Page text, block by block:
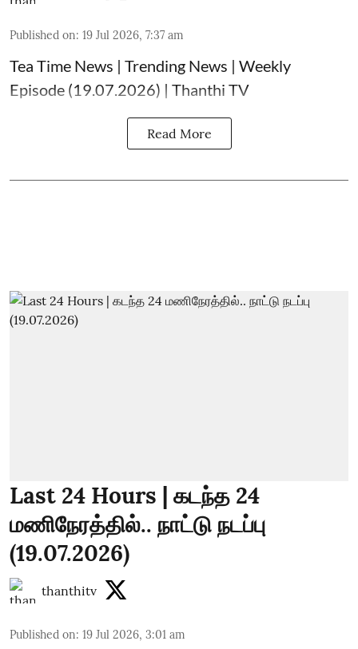
Published on: 19 Jul 2026, 7:37 am
Tea Time News | Trending News | Weekly
Episode (19.07.2026) | Thanthi TV
Read More
Last 24 Hours | கடந்த 24
மணிநேரத்தில்.. நாட்டு நடப்பு
(19.07.2026)
thanthitv
Published on: 19 Jul 2026, 3:01 am